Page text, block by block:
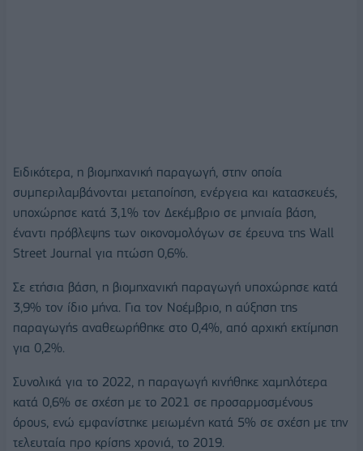
Ειδικότερα, η βιομηχανική παραγωγή, στην οποία
συμπεριλαμβάνονται μεταποίηση, ενέργεια και κατασκευές,
υποχώρησε κατά 3,1% τον Δεκέμβριο σε μηνιαία βάση,
έναντι πρόβλεψης των οικονομολόγων σε έρευνα της Wall
Street Journal για πτώση 0,6%.
Σε ετήσια βάση, η βιομηχανική παραγωγή υποχώρησε κατά
3,9% τον ίδιο μήνα. Για τον Νοέμβριο, η αύξηση της
παραγωγής αναθεωρήθηκε στο 0,4%, από αρχική εκτίμηση
για 0,2%.
Συνολικά για το 2022, η παραγωγή κινήθηκε χαμηλότερα
κατά 0,6% σε σχέση με το 2021 σε προσαρμοσμένους
όρους, ενώ εμφανίστηκε μειωμένη κατά 5% σε σχέση με την
τελευταία προ κρίσης χρονιά, το 2019.